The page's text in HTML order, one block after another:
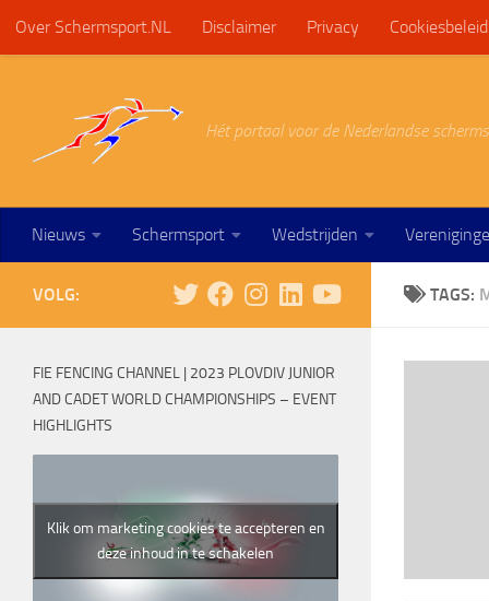
Doorgaan naar inhoud
Over Schermsport.NL Disclaimer Privacy
Hét portaal voor de Nederlandse
Nieuws Schermsport Wedstrijden
TAGS:
VOLG:
FIE FENCING CHANNEL | 2023 PLOVDIV JUNIOR
AND CADET WORLD CHAMPIONSHIPS – EVENT
HIGHLIGHTS
Klik om marketing cookies te accepteren en
deze inhoud in te schakelen